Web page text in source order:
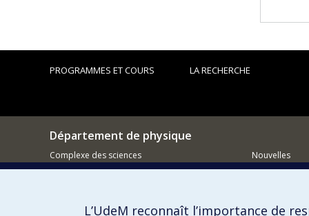
PROGRAMMES ET COURS LA RECHERCHE
Département de physique
Complexe des sciences
1375 Avenue Thérèse-Lavoie-Roux
514 343-6667
Nouvelles
L’UdeM reconnaît l’importance de